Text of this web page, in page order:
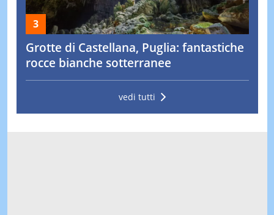
Grotte di Castellana, Puglia: fantastiche
rocce bianche sotterranee
vedi tutti